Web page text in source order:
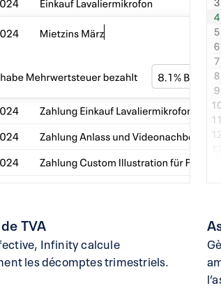
TVA
Infinity calcule
les décomptes trimestriels.